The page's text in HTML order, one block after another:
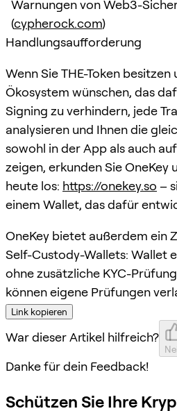
Warnungen von Web3-
(cypherock.com)
Handlungsaufforderung
Wenn Sie THE-Token
Ökosystem wünschen, das
Signing zu verhindern, jede
analysieren und Ihnen die
sowohl in der App als auch
zeigen, erkunden Sie OneKey
heute los: https://onekey.so –
einem Wallet, das dafür
OneKey bietet außerdem ein
Self-Custody-Wallets: Wallet
ohne zusätzliche KYC-
können eigene Prüfungen
Link kopieren
War dieser Artikel hilfreich?
Danke für dein Feedback!
Schützen Sie Ihre